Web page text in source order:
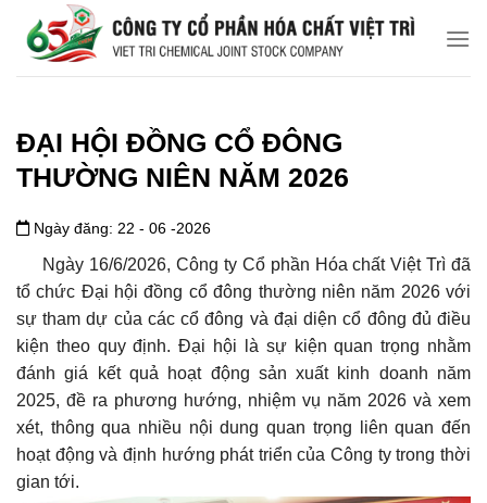
đến
ĐẠI HỘI ĐỒNG CỔ ĐÔNG
THƯỜNG NIÊN NĂM 2026
Ngày đăng: 22 - 06 -2026
Ngày 16/6/2026, Công ty Cổ phần Hóa chất Việt Trì đã
tổ chức Đại hội đồng cổ đông thường niên năm 2026 với
sự tham dự của các cổ đông và đại diện cổ đông đủ điều
kiện theo quy định. Đại hội là sự kiện quan trọng nhằm
đánh giá kết quả hoạt động sản xuất kinh doanh năm
2025, đề ra phương hướng, nhiệm vụ năm 2026 và xem
xét, thông qua nhiều nội dung quan trọng liên quan đến
hoạt động và định hướng phát triển của Công ty trong thời
gian tới.